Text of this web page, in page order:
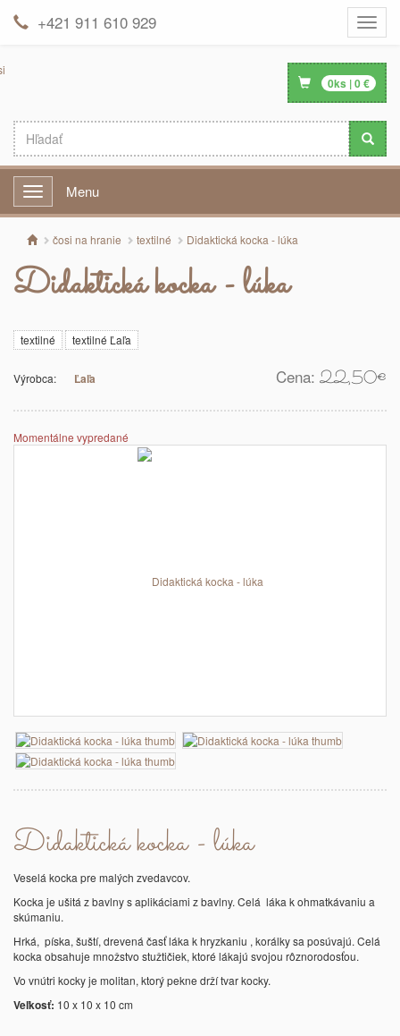
Toggle
+421 911 610 929
0ks |0€
Menu Menu
čosi na hranie textilné Didaktická kocka - lúka
Didaktická kocka - lúka
textilné textilné Ľaľa
Výrobca: Ľaľa Cena: 22,50€
Momentálne vypredané
Didaktická kocka - lúka
Veselá kocka pre malých zvedavcov.
Kocka je ušitá z bavlny s aplikáciami z bavlny. Celá láka k ohmatkávaniu a
skúmaniu.
Hrká, píska, šuští, drevená časť láka k hryzkaniu , korálky sa posúvajú. Celá
kocka obsahuje množstvo stužtičiek, ktoré lákajú svojou rôznorodosťou.
Vo vnútri kocky je molitan, ktorý pekne drží tvar kocky.
Veľkosť: 10 x 10 x 10 cm